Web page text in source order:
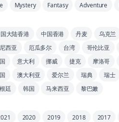
Mystery Fantasy Adventure
大陆香港 中国香港 丹麦 乌克兰
西亚 厄瓜多尔 台湾 哥伦比亚
意大利 挪威 捷克 摩洛哥
澳大利亚 爱尔兰 瑞典 瑞士
廷 韩国 马来西亚 黎巴嫩
2020 2019 2018 2017